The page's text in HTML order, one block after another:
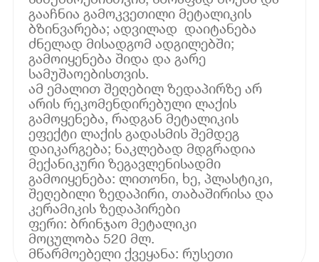
გააჩნია გამოკვეთილი მეტალიკის
ბზინვარება; ადვილად დაიტანება
ძნელად მისადგომ ადგილებში;
გამოიყენება შიდა და გარე
სამუშაოებისთვის.
ამ ემალით შეღებილ ზედაპირზე არ
არის რეკომენდირებული ლაქის
გამოყენება, რადგან მეტალიკის
ეფექტი ლაქის გადასმის შემდეგ
დაიკარგება; ნაკლებად მდგრადია
მექანიკური ზეგავლენისადმი
გამოიყენება: ლითონი, ხე, პლასტიკი,
შეღებილი ზედაპირი, თაბაშირისა და
კერამიკის ზედაპირები
ფერი: ბრინჯაო მეტალიკი
მოცულობა 520 მლ.
მწარმოებელი ქვეყანა: რუსეთი